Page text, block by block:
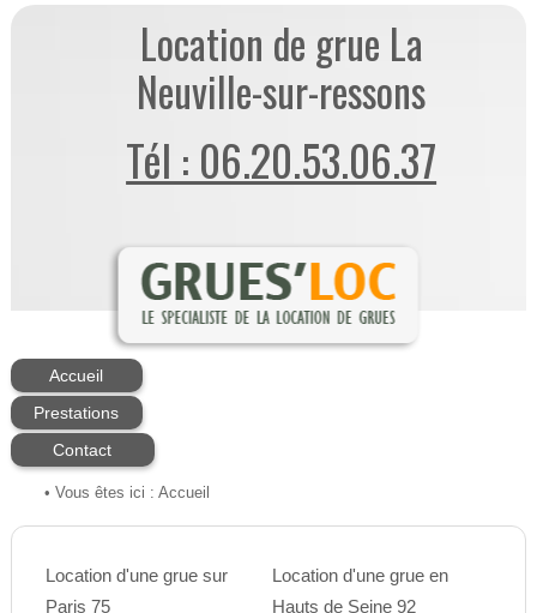
Location de grue La
Neuville-sur-ressons
Tél : 06.20.53.06.37
Accueil
Prestations
Contact
• Vous êtes ici : Accueil
Location d'une grue sur
Paris 75
Location d'une grue en
Hauts de Seine 92